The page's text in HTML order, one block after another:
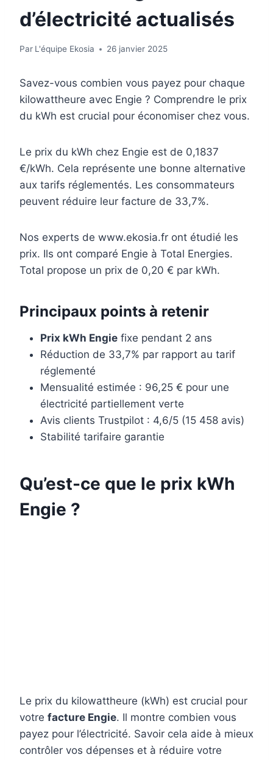
d’électricité actualisés
Par L'équipe Ekosia 26 janvier 2025
Savez-vous combien vous payez pour chaque
kilowattheure avec Engie ? Comprendre le prix
du kWh est crucial pour économiser chez vous.
Le prix du kWh chez Engie est de 0,1837
€/kWh. Cela représente une bonne alternative
aux tarifs réglementés. Les consommateurs
peuvent réduire leur facture de 33,7%.
Nos experts de www.ekosia.fr ont étudié les
prix. Ils ont comparé Engie à Total Energies.
Total propose un prix de 0,20 € par kWh.
Principaux points à retenir
Prix kWh Engie fixe pendant 2 ans
Réduction de 33,7% par rapport au tarif
réglementé
Mensualité estimée : 96,25 € pour une
électricité partiellement verte
Avis clients Trustpilot : 4,6/5 (15 458 avis)
Stabilité tarifaire garantie
Qu’est-ce que le prix kWh
Engie ?
Le prix du kilowattheure (kWh) est crucial pour
votre facture Engie. Il montre combien vous
payez pour l’électricité. Savoir cela aide à mieux
contrôler vos dépenses et à réduire votre